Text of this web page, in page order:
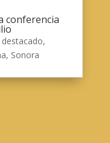
conferencia
destacado,
, Sonora